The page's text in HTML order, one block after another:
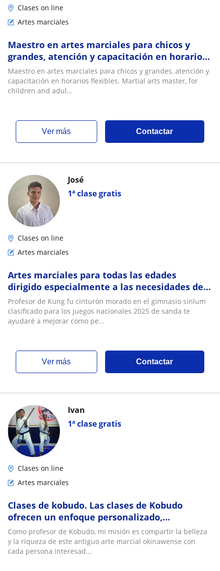
Clases on line
Artes marciales
Maestro en artes marciales para chicos y
grandes, atención y capacitación en horarios
flexibles. Martial arts master, for children
and adults
Maestro en artes marciales para chicos y grandes, atención y
capacitación en horarios flexibles. Martial arts master, for
children and adul...
ver más Contactar
1ª clase gratis
José
Clases on line
Artes marciales
Artes marciales para todas las edades
dirigido especialmente a las necesidades de
el cliente
Profesor de Kung fu cinturón morado en el gimnasio sinlum
clasificado para los juegos nacionales 2025 de sanda te
ayudaré a mejorar como pe...
ver más Contactar
1ª clase gratis
Ivan
Clases on line
Artes marciales
Clases de kobudo. Las clases de Kobudo
ofrecen un enfoque personalizado,
adaptándose al ritmo y necesidades de cada
alumno
Como profesor de Kobudo, mi misión es compartir la belleza
y la riqueza de este antiguo arte marcial okinawense con
cada persona interesad...